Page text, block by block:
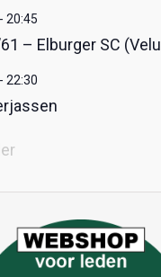
- 20:45
– Elburger SC
- 22:30